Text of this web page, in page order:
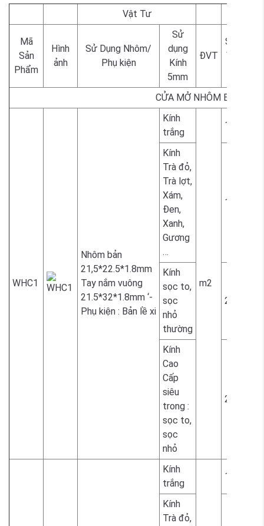
Vật Tư
Mã
Sản
Phẩm
Hình
ảnh
Sử Dụng Nhôm/
Phụ kiện
Sử
dụng
Kính
5mm
ĐVT
Sâm
Vàng kim
CỬA MỞ NHÔM BẢN NHỎ
WHC1
Nhôm bản
21,5*22.5*1.8mm
Tay nắm vuông
21.5*32*1.8mm ‘-
Phụ kiện : Bản lề xi
Kính
trắng
m2
Kính
Trà đỏ,
Trà lợt,
Xám,
Đen,
Xanh,
Gương
…
Kính
sọc to,
sọc
nhỏ
thường
Kính
Cao
Cấp
siêu
trong :
sọc to,
sọc
nhỏ
Kính
trắng
Kính
Trà đỏ,